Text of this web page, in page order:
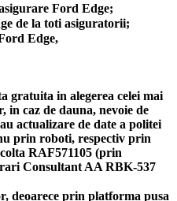
Ford Edge;
de la toti asiguratorii;
Edge,
gratuita in alegerea celei mai
in caz de dauna, nevoie de
actualizare de date a politei
prin roboti, respectiv prin
RAF571105 (prin
Consultant AA RBK-537
deoarece prin platforma pusa